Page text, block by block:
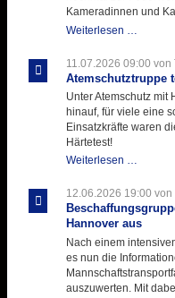
Kameradinnen und
Weiterlesen …
für
der
11.07.2026 09:00 von
Atemschutztruppe
Unter Atemschutz mit
hinauf, für viele eine
Einsatzkräfte waren
Härtetest!
Weiterlesen …
ihre
12.06.2026 19:00 von
Hannover aus
Nach einem
es nun die
auszuwerten. Mit